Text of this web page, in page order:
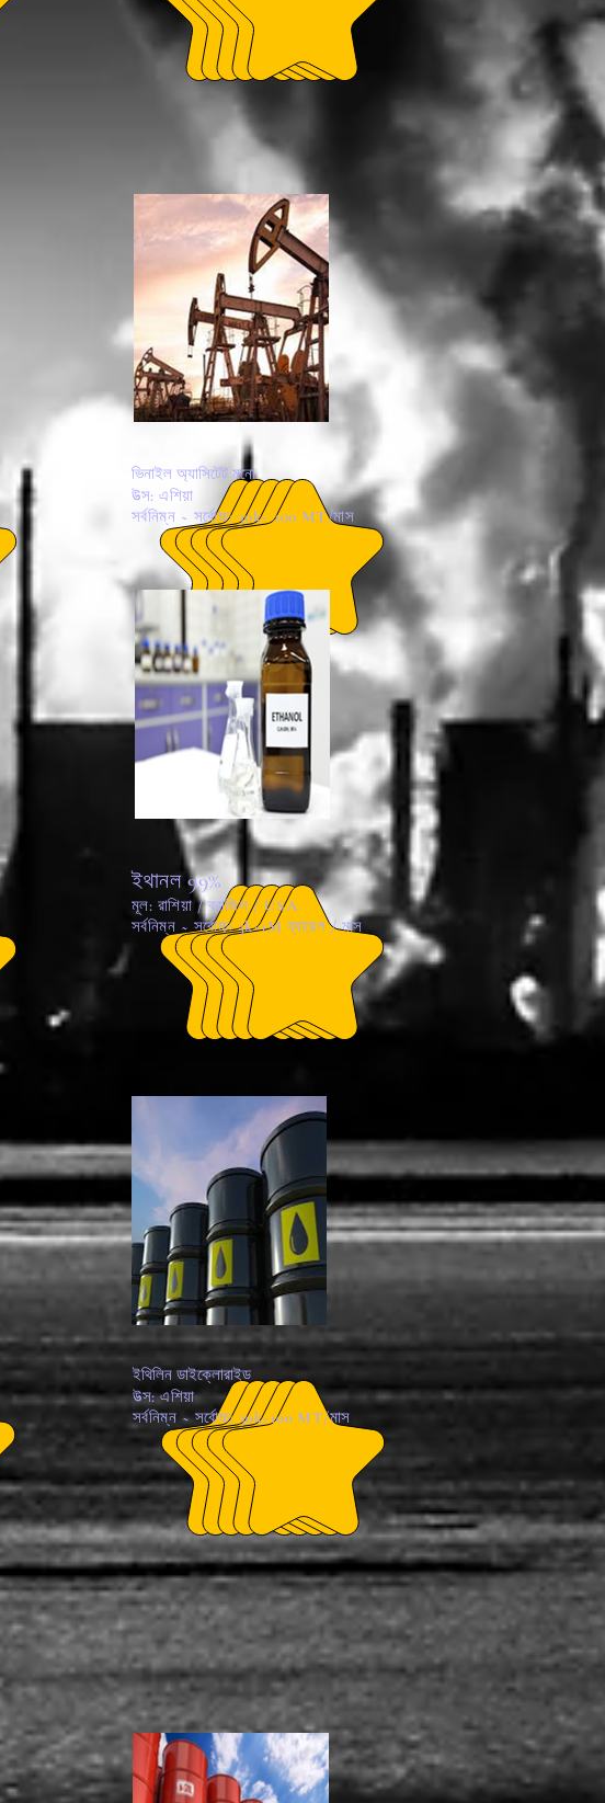
ভিনাইল অ্যাসিটেট মনো
উত্স: এশিয়া
সর্বনিম্ন ~ সর্বোচ্চ: 30k~ 100 MT/মাস
ইথানল 99%
মূল: রাশিয়া / ব্রাজিল / USA
সর্বনিম্ন ~ সর্বোচ্চ: 5k~1M ব্যারেল / মাস
ইথিলিন ডাইক্লোরাইড
উত্স: এশিয়া
সর্বনিম্ন ~ সর্বোচ্চ: 30k~100 MT/মাস